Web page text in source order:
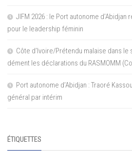
JIFM 2026 : le Port autonome
pour le leadership féminin
Côte d’Ivoire/Prétendu malaise dans le
dément les déclarations du RASMOMM
Port autonome d’Abidjan : Traoré
général par intérim
ÉTIQUETTES